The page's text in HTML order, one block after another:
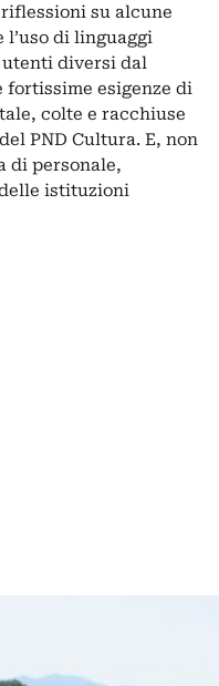
su alcune
l’uso di linguaggi
diversi dal
esigenze di
colte e racchiuse
PND Cultura. E, non
di personale,
istituzioni